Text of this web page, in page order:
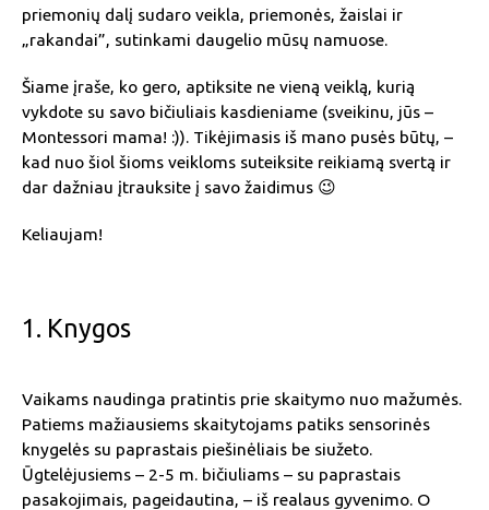
priemonių dalį sudaro veikla, priemonės, žaislai ir
„rakandai”, sutinkami daugelio mūsų namuose.
Šiame įraše, ko gero, aptiksite ne vieną veiklą, kurią
vykdote su savo bičiuliais kasdieniame (sveikinu, jūs –
Montessori mama! :)). Tikėjimasis iš mano pusės būtų, –
kad nuo šiol šioms veikloms suteiksite reikiamą svertą ir
dar dažniau įtrauksite į savo žaidimus 😉
Keliaujam!
1. Knygos
Vaikams naudinga pratintis prie skaitymo nuo mažumės.
Patiems mažiausiems skaitytojams patiks sensorinės
knygelės su paprastais piešinėliais be siužeto.
Ūgtelėjusiems – 2-5 m. bičiuliams – su paprastais
pasakojimais, pageidautina, – iš realaus gyvenimo. O